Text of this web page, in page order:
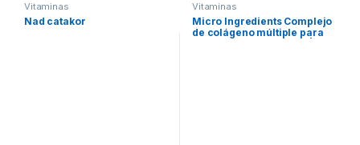
Vitaminasㅤ
Nad catakor
Vitaminasㅤ
Micro Ingredients Complejo
de colágeno múltiple para